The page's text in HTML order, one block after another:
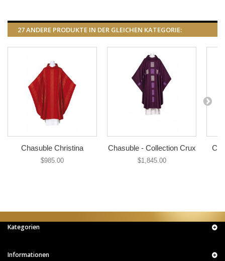
27 ANDERE PRODUKTE IN DER GLEICHEN KATEGORIE:
Chasuble Christina
$985.00
Chasuble - Collection Crux
$1,845.00
Kategorien
Informationen